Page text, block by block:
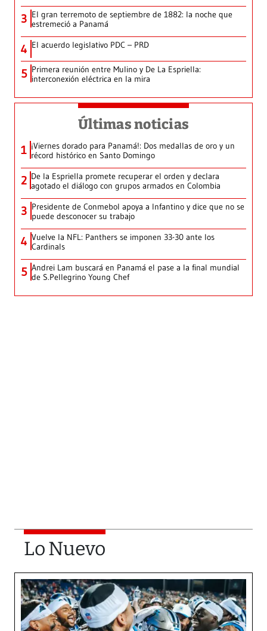
3 El gran terremoto de septiembre de 1882: la noche que
estremeció a Panamá
4 El acuerdo legislativo PDC – PRD
5 Primera reunión entre Mulino y De La Espriella:
interconexión eléctrica en la mira
Últimas noticias
1 ¡Viernes dorado para Panamá!: Dos medallas de oro y un
récord histórico en Santo Domingo
2 De la Espriella promete recuperar el orden y declara
agotado el diálogo con grupos armados en Colombia
3 Presidente de Conmebol apoya a Infantino y dice que no se
puede desconocer su trabajo
4 Vuelve la NFL: Panthers se imponen 33-30 ante los
Cardinals
5 Andrei Lam buscará en Panamá el pase a la final mundial
de S.Pellegrino Young Chef
Lo Nuevo